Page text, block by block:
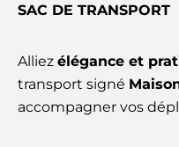
SAC DE TRANSPORT
Alliez élégance et
transport signé
accompagner vos